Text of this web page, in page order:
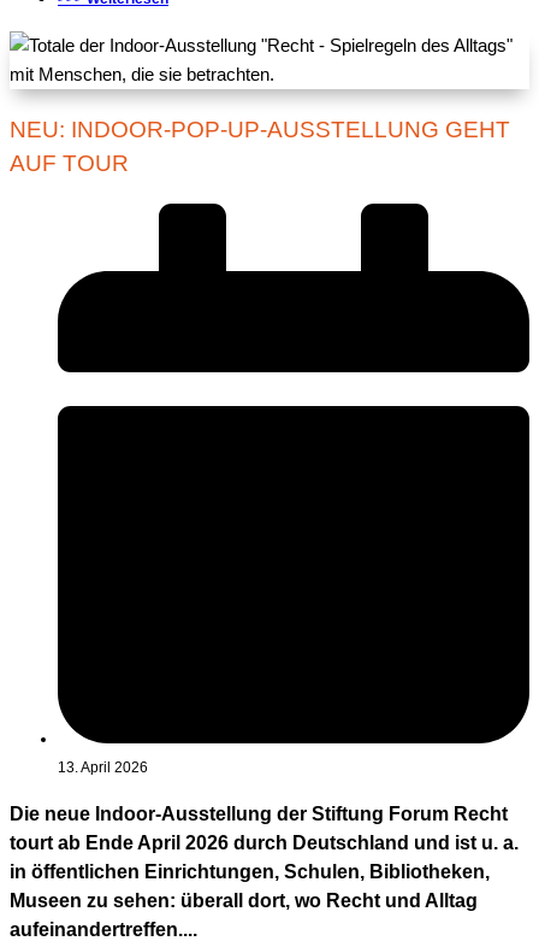
NEU: INDOOR-POP-UP-AUSSTELLUNG GEHT
AUF TOUR
13. April 2026
Die neue Indoor-Ausstellung der Stiftung Forum Recht
tourt ab Ende April 2026 durch Deutschland und ist u. a.
in öffentlichen Einrichtungen, Schulen, Bibliotheken,
Museen zu sehen: überall dort, wo Recht und Alltag
aufeinandertreffen....